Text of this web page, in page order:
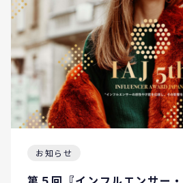
お知らせ